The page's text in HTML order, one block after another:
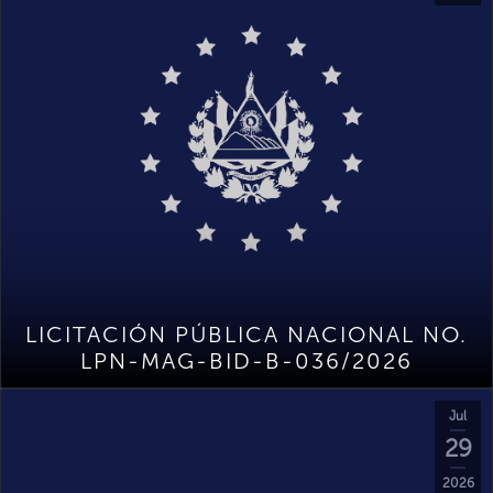
LICITACIÓN PÚBLICA NACIONAL NO.
LPN-MAG-BID-B-036/2026
Jul
29
2026